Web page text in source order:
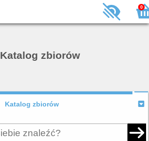
0
Katalog zbiorów
Katalog zbiorów